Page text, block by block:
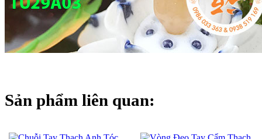
Sản phẩm liên quan: